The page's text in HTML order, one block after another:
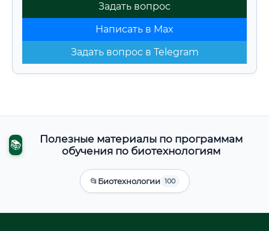
Задать вопрос
Написать в Max
Задать вопрос в Telegram
📚
Полезные материалы по программам
обучения по биотехнологиям
📂Биотехнологии 100